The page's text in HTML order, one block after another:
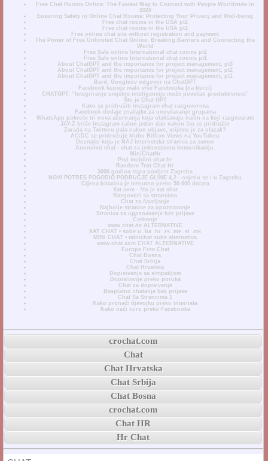
Free Chat Rooms Online: The Fastest Way to Connect with People Worldwide in
2026
Ensuring Safety in Online Chat Rooms: Protecting Your Privacy and Well-being
Free chat rooms in the USA pt2
Free chat rooms in the USA pt1
Free online chat site without registration and payment
The Power of Free Unlimited Chat Online: Breaking Barriers and Connecting the
World
Free Safe online International chat rooms pt2
Free Safe online International chat rooms pt1
About ChatGPT and the importance for project management, pt3
About ChatGPT and the importance for project management, pt2
About ChatGPT and the importance for project management, pt1
Bard, Googleov odgovor na ChatGPT
Facebook kupuje malo više Facebooka (na burzi)
CHATGPT: “Integriranje umjetne inteligencije može povećati produktivnost”
Što je Chat GPT
Kako se pridružiti Instagram chat razgovorima
Facebook dodaje značajke za unovčavanje grupama
WhatsApp pokreće tri nova ažuriranja koja olakšavaju način na koji razgovarate
JAY-Z briše Instagram račun jedan dan nakon što se pridružio
Zarada na Twitteru pala nakon objave, vrijeme je za ulazak?
AC/DC se pridružuje klubu Billion Views na YouTubeu
Doznajte koja je NAJ internetska stranica za samce
Anonimni chat - chat za jednostavnu komunikaciju.
MiniChatHr
Prvi mobilni chat hr
Random Text Chat Hr
3000 godina stara povijest Zagreba
NOVI POTRES POGODIO PODRUČJE GLINE 4,2 - osjetio se i u Zagrebu
Cijena bitcoina je trenutno preko 50.000 dolara
Xat.com - što je xat chat
Razgovori sa strancima
Chat za čavrljanje
Najbolje stranice za upoznavanje
Stranica za upoznavanje bez prijave
Časkanje
www.chat.de ALTERNATIVE
XAT CHAT • sobe u .ba .hr .rs .me .si .mk
MINI CHAT • minichat sobe alternativa
www.chat.com CHAT ALTERNATIVE
Europe Free Chat
Chat Bosna
Chat Srbija
Chat Hrvatska
Dopisivanje sa simpatijom
Dopisivanje preko poruka
Chat za dopisivanje
Besplatno chatanje bez prijave
Chat Sa Strancima 1
Kako pronaći djevojku preko interneta
Kako naći curu preko Facebooka
crochat.com
Chat
Chat Hrvatska
Chat Srbija
Chat Bosna
crochat.com
Chat HR
Hr Chat